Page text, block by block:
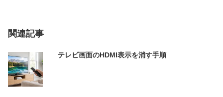
関連記事
テレビ画面のHDMI表示を消す手順